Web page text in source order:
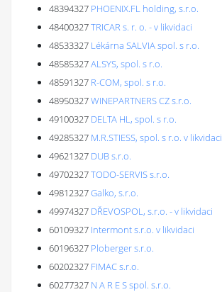
48394327 PHOENIX.FL holding, s.r.o.
48400327TRICAR s. r. o. - v likvidaci
48533327 Lékárna SALVIA spol. s r.o.
48585327ALSYS, spol. s r.o.
48591327 R-COM, spol. s r.o.
48950327WINEPARTNERS CZ s.r.o.
49100327 DELTA HL, spol. s r.o.
49285327 M.R.STIESS, spol. s r.o. v likvidaci
49621327 DUB s.r.o.
49702327TODO-SERVIS s.r.o.
49812327Galko, s.r.o.
49974327 DŘEVOSPOL, s.r.o. - v likvidaci
60109327 Intermont s.r.o. v likvidaci
60196327 Ploberger s.r.o.
60202327 FIMAC s.r.o.
60277327 N A R E S spol. s.r.o.